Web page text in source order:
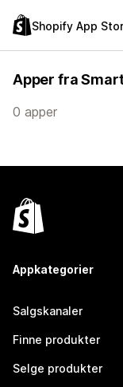
Shopify App
Apper fra
0 apper
Appkategorier
Salgskanaler
Finne produkter
Selge produkter